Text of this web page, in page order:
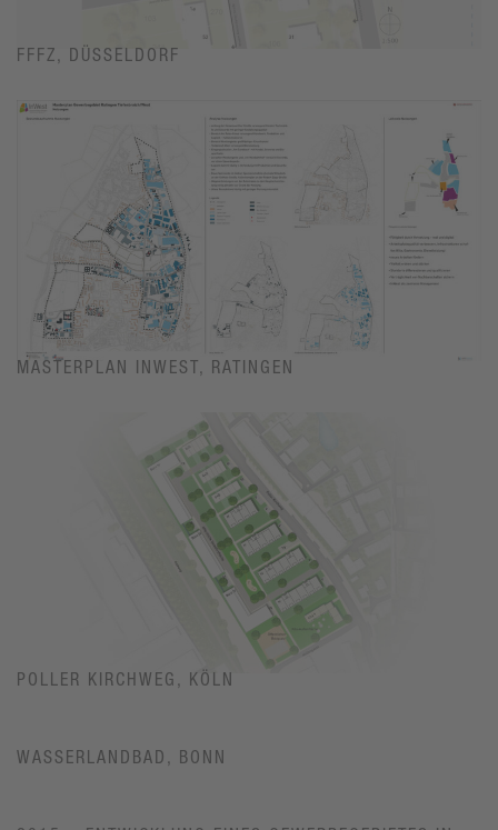
FFFZ, DÜSSELDORF
MASTERPLAN INWEST, RATINGEN
POLLER KIRCHWEG, KÖLN
WASSERLANDBAD, BONN